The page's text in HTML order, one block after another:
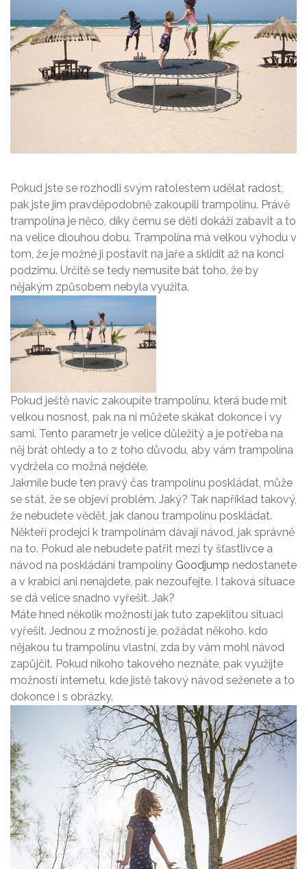
Pokud jste se rozhodli svým ratolestem udělat radost,
pak jste jim pravděpodobně zakoupili trampolínu. Právě
trampolína je něco, díky čemu se děti dokáží zabavit a to
na velice dlouhou dobu. Trampolína má velkou výhodu v
tom, že je možné ji postavit na jaře a sklidit až na konci
podzimu. Určitě se tedy nemusíte bát toho, že by
nějakým způsobem nebyla využita.
Pokud ještě navíc zakoupíte trampolínu, která bude mít
velkou nosnost, pak na ni můžete skákat dokonce i vy
sami. Tento parametr je velice důležitý a je potřeba na
něj brát ohledy a to z toho důvodu, aby vám trampolína
vydržela co možná nejdéle.
Jakmile bude ten pravý čas trampolínu poskládat, může
se stát, že se objeví problém. Jaký? Tak například takový,
že nebudete vědět, jak danou trampolínu poskládat.
Někteří prodejci k trampolínám dávají návod, jak správně
na to. Pokud ale nebudete patřit mezi ty šťastlivce a
návod na poskládání trampolíny Goodjump nedostanete
a v krabici ani nenajdete, pak nezoufejte. I taková situace
se dá velice snadno vyřešit. Jak?
Máte hned několik možností jak tuto zapeklitou situaci
vyřešit. Jednou z možností je, požádat někoho, kdo
nějakou tu trampolínu vlastní, zda by vám mohl návod
zapůjčit. Pokud nikoho takového neznáte, pak využijte
možností internetu, kde jistě takový návod seženete a to
dokonce i s obrázky.